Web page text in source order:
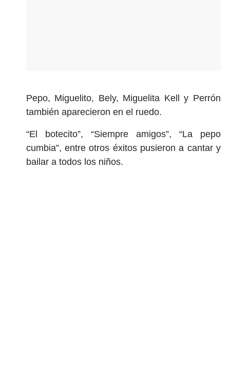
Pepo, Miguelito, Bely, Miguelita Kell y Perrón
también aparecieron en el ruedo.
“El botecito”, “Siempre amigos”, “La pepo
cumbia”, entre otros éxitos pusieron a cantar y
bailar a todos los niños.